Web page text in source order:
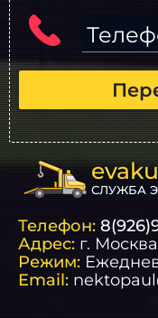
СЛУЖБА
Телефон:
Адрес: г. Москва
Режим:
Email: